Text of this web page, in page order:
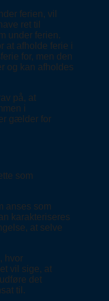
ferien, vil
ret til
under ferien.
at afholde ferie i
for, men den
og kan afholdes
på, at
i
gælder for
som
anses som
karakteriseres
at selve
hvor
vil sige, at
det
til.